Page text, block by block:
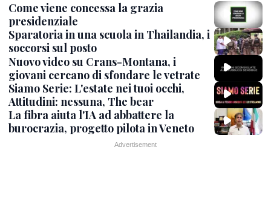
Come viene concessa la grazia
presidenziale
Sparatoria in una scuola in Thailandia, i
soccorsi sul posto
Nuovo video su Crans-Montana, i
giovani cercano di sfondare le vetrate
Siamo Serie: L'estate nei tuoi occhi,
Attitudini: nessuna, The bear
La fibra aiuta l'IA ad abbattere la
burocrazia, progetto pilota in Veneto